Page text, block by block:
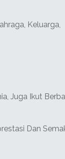
Keluarga,
Juga Ikut
Dan